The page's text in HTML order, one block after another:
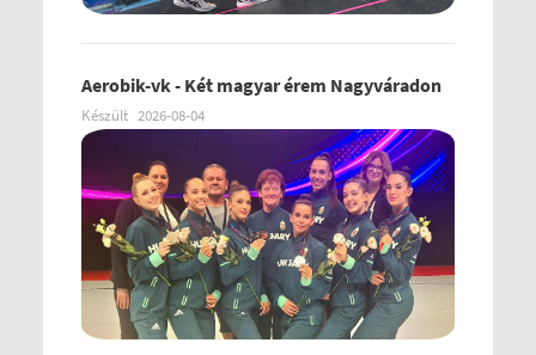
Aerobik-vk - Két magyar érem Nagyváradon
Készült 2026-08-04